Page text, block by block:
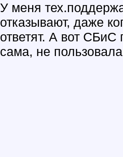
У меня
отказывают, даже
ответят. А вот
сама, не